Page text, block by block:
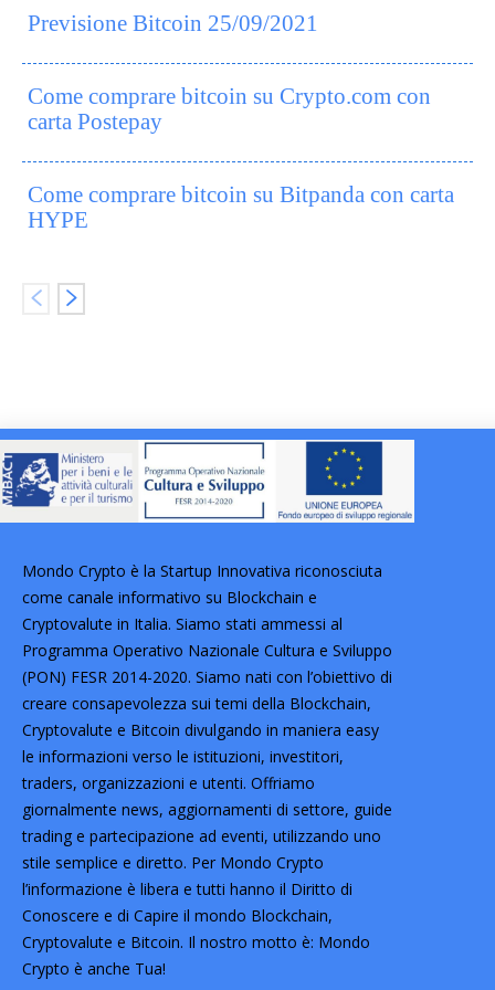
Previsione Bitcoin 25/09/2021
Come comprare bitcoin su Crypto.com con
carta Postepay
Come comprare bitcoin su Bitpanda con carta
HYPE
Mondo Crypto è la Startup Innovativa riconosciuta
come canale informativo su Blockchain e
Cryptovalute in Italia. Siamo stati ammessi al
Programma Operativo Nazionale Cultura e Sviluppo
(PON) FESR 2014-2020. Siamo nati con l’obiettivo di
creare consapevolezza sui temi della Blockchain,
Cryptovalute e Bitcoin divulgando in maniera easy
le informazioni verso le istituzioni, investitori,
traders, organizzazioni e utenti. Offriamo
giornalmente news, aggiornamenti di settore, guide
trading e partecipazione ad eventi, utilizzando uno
stile semplice e diretto. Per Mondo Crypto
l’informazione è libera e tutti hanno il Diritto di
Conoscere e di Capire il mondo Blockchain,
Cryptovalute e Bitcoin. Il nostro motto è: Mondo
Crypto è anche Tua!